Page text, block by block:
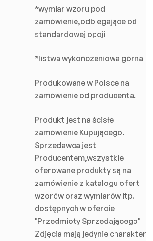
*wymiar wzoru pod
zamówienie,odbiegające od
standardowej opcji
*listwa wykończeniowa górna
Produkowane w Polsce na
zamówienie od producenta.
Produkt jest na ścisłe
zamówienie Kupującego.
Sprzedawca jest
Producentem,wszystkie
oferowane produkty są na
zamówienie z katalogu ofert
wzorów oraz wymiarów itp.
dostępnych w ofercie
"Przedmioty Sprzedającego"
Zdjęcia mają jedynie charakter